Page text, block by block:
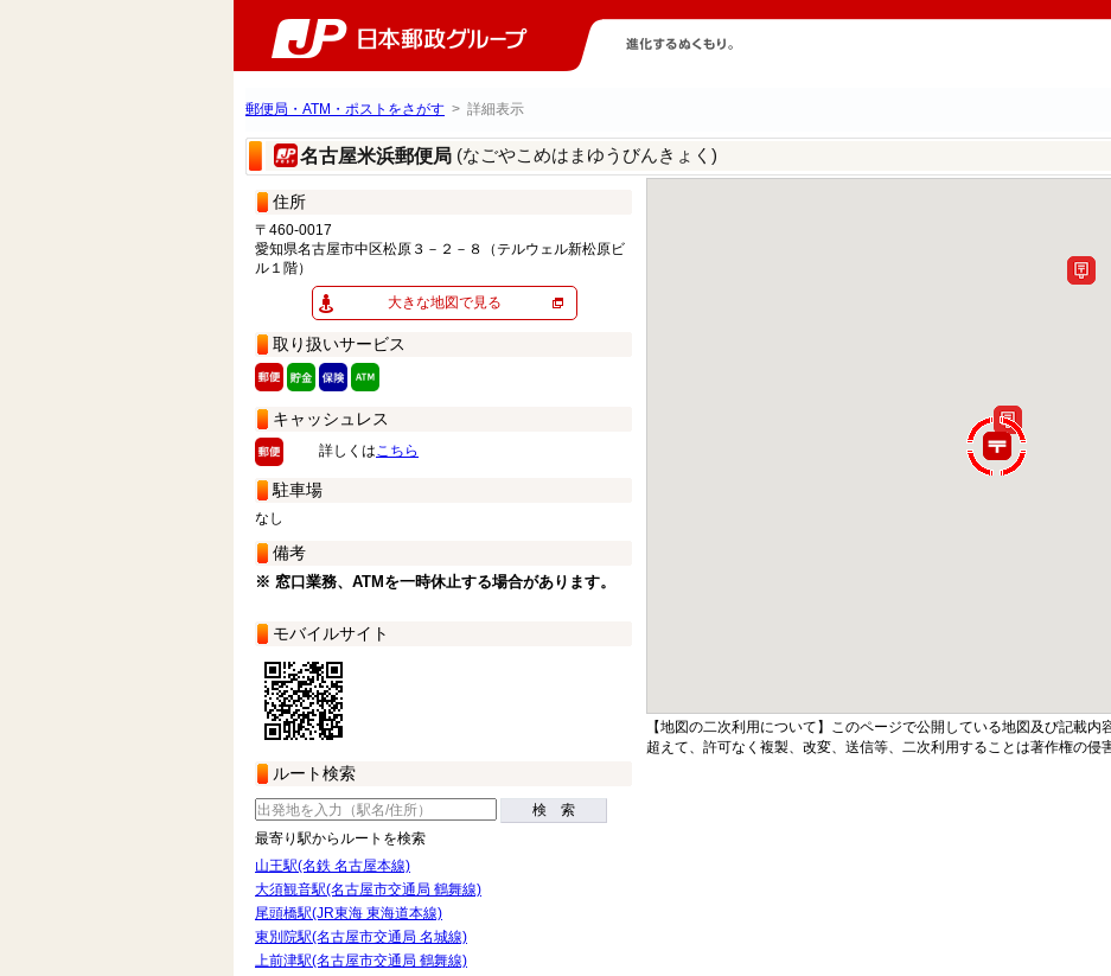
郵便局・ATM・ポストをさがす > 詳細表示
名古屋米浜郵便局 (なごやこめはまゆうびんきょく)
住所
〒460-0017
愛知県名古屋市中区松原３－２－８（テルウェル新松原ビ
ル１階）
大きな地図で見る
取り扱いサービス
キャッシュレス
詳しくはこちら
駐車場
なし
備考
※ 窓口業務、ATMを一時休止する場合があります。
モバイルサイト
ルート検索
検 索
最寄り駅からルートを検索
山王駅(名鉄 名古屋本線)
大須観音駅(名古屋市交通局 鶴舞線)
尾頭橋駅(JR東海 東海道本線)
東別院駅(名古屋市交通局 名城線)
上前津駅(名古屋市交通局 鶴舞線)
【地図の二次利用について】このページで公開している地図及び記載
超えて、許可なく複製、改変、送信等、二次利用することは著作権の侵